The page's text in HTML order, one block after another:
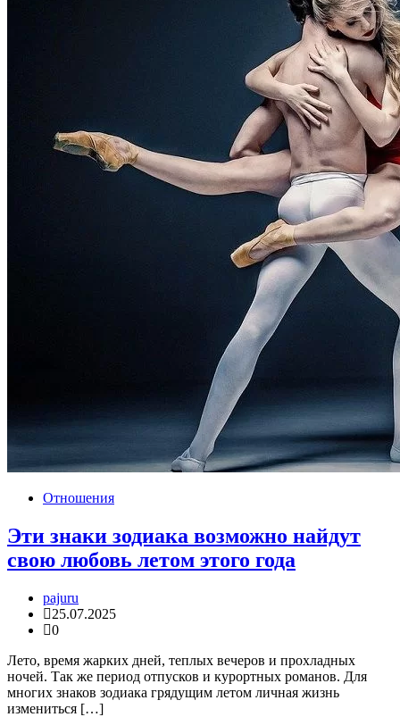
Отношения
Эти знаки зодиака возможно найдут
свою любовь летом этого года
pajuru
25.07.2025
0
Лето, время жарких дней, теплых вечеров и прохладных
ночей. Так же период отпусков и курортных романов. Для
многих знаков зодиака грядущим летом личная жизнь
измениться […]